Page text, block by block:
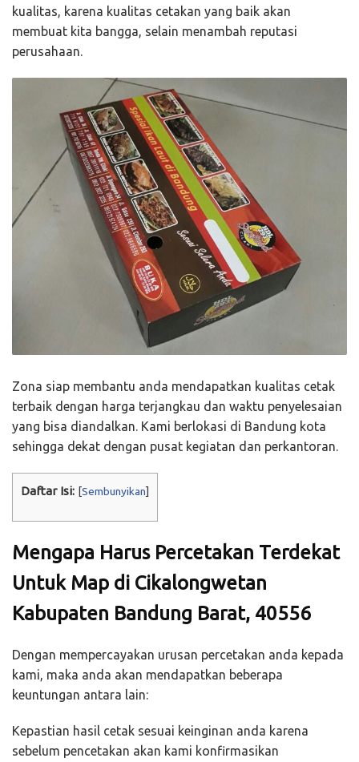
kualitas, karena kualitas cetakan yang baik akan
membuat kita bangga, selain menambah reputasi
perusahaan.
Zona siap membantu anda mendapatkan kualitas cetak
terbaik dengan harga terjangkau dan waktu penyelesaian
yang bisa diandalkan. Kami berlokasi di Bandung kota
sehingga dekat dengan pusat kegiatan dan perkantoran.
Daftar Isi: [Sembunyikan]
Mengapa Harus Percetakan Terdekat
Untuk Map di Cikalongwetan
Kabupaten Bandung Barat, 40556
Dengan mempercayakan urusan percetakan anda kepada
kami, maka anda akan mendapatkan beberapa
keuntungan antara lain:
Kepastian hasil cetak sesuai keinginan anda karena
sebelum pencetakan akan kami konfirmasikan